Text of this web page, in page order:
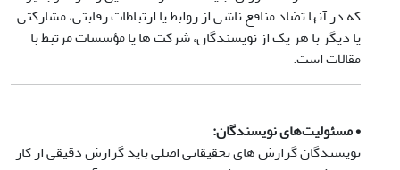
که در آنها تضاد منافع ناشی از روابط یا ارتباطات رقابتی، مشارکتی
یا دیگر با هر یک از نویسندگان، شرکت ها یا مؤسسات مرتبط با
مقالات است.
•مسئولیت‌های نویسندگان:
نویسندگان گزارش های تحقیقاتی اصلی باید گزارش دقیقی از کار